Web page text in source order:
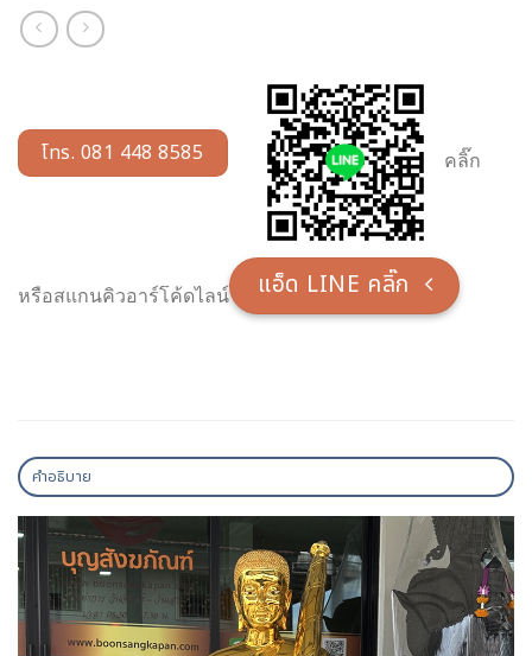
โทร. 081 448 8585 คลิ๊ก
หรือสแกนคิวอาร์โค้ดไลน์ แอ็ด LINE คลิ๊ก
คำอธิบาย